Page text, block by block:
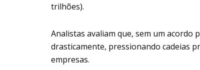
trilhões).
Analistas avaliam que, sem um acordo
drasticamente, pressionando cadeias
empresas.